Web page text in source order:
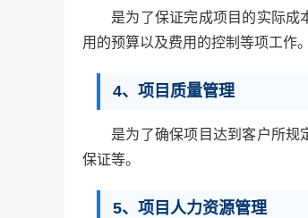
是为了保证完成项目的实际成
用的预算以及费用的控制等项工作。
4、项目质量管理
是为了确保项目达到客户所规
保证等。
5、项目人力资源管理